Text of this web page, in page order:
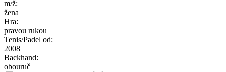
m/ž:
žena
Hra:
pravou rukou
Tenis/Padel od:
2008
Backhand:
obouruč